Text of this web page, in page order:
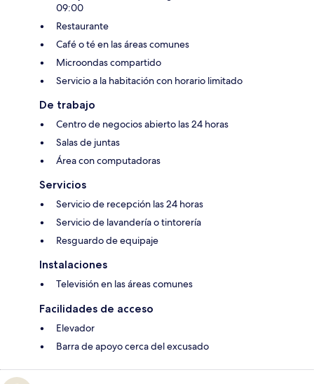
09:00
Restaurante
Café o té en las áreas comunes
Microondas compartido
Servicio a la habitación con horario limitado
De trabajo
Centro de negocios abierto las 24 horas
Salas de juntas
Área con computadoras
Servicios
Servicio de recepción las 24 horas
Servicio de lavandería o tintorería
Resguardo de equipaje
Instalaciones
Televisión en las áreas comunes
Facilidades de acceso
Elevador
Barra de apoyo cerca del excusado